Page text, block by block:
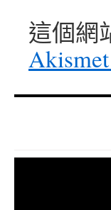
這個網